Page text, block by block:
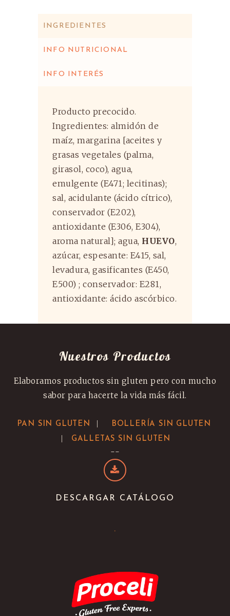
INGREDIENTES
INFO NUTRICIONAL
INFO INTERÉS
Producto precocido.
Ingredientes: almidón de
maíz, margarina [aceites y
grasas vegetales (palma,
girasol, coco), agua,
emulgente (E471; lecitinas);
sal, acidulante (ácido cítrico),
conservador (E202),
antioxidante (E306, E304),
aroma natural]; agua, HUEVO,
azúcar, espesante: E415, sal,
levadura, gasificantes (E450,
E500) ; conservador: E281,
antioxidante: ácido ascórbico.
Nuestros Productos
Elaboramos productos sin gluten pero con mucho
sabor para hacerte la vida más fácil.
PAN SIN GLUTEN | BOLLERÍA SIN GLUTEN
| GALLETAS SIN GLUTEN
--
DESCARGAR CATÁLOGO
.